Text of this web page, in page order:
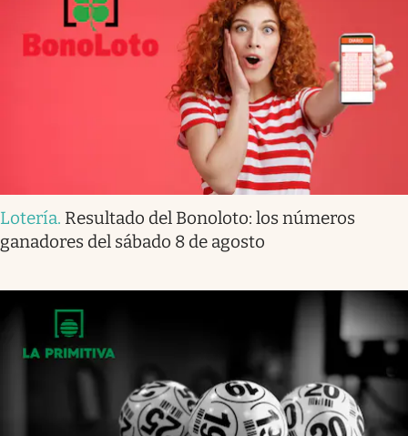
Lotería. Resultado del Bonoloto: los números
ganadores del sábado 8 de agosto